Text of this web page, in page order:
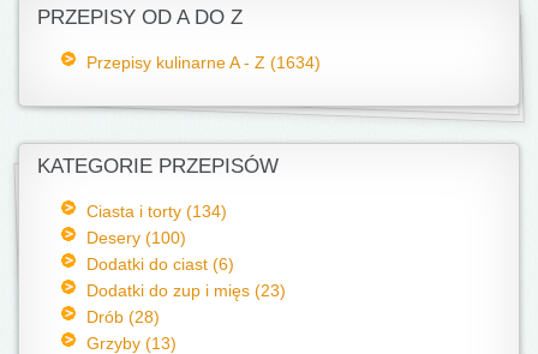
PRZEPISY OD A DO Z
Przepisy kulinarne A - Z (1634)
KATEGORIE PRZEPISÓW
Ciasta i torty (134)
Desery (100)
Dodatki do ciast (6)
Dodatki do zup i mięs (23)
Drób (28)
Grzyby (13)